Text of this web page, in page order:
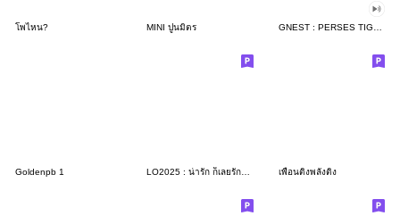
โพไหน? MINI ปูนมิตร GNEST : PERSES TIGGER VIIS
Goldenpb 1 เพื่อนติ่งพลังติ่ง